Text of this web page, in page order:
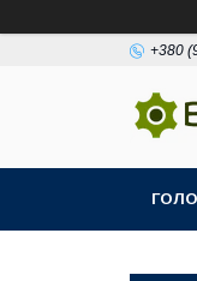
+380